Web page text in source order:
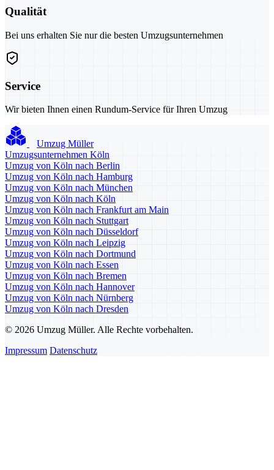
Qualität
Bei uns erhalten Sie nur die besten Umzugsunternehmen
Service
Wir bieten Ihnen einen Rundum-Service für Ihren Umzug
Umzug Müller
Umzugsunternehmen Köln
Umzug von Köln nach Berlin
Umzug von Köln nach Hamburg
Umzug von Köln nach München
Umzug von Köln nach Köln
Umzug von Köln nach Frankfurt am Main
Umzug von Köln nach Stuttgart
Umzug von Köln nach Düsseldorf
Umzug von Köln nach Leipzig
Umzug von Köln nach Dortmund
Umzug von Köln nach Essen
Umzug von Köln nach Bremen
Umzug von Köln nach Hannover
Umzug von Köln nach Nürnberg
Umzug von Köln nach Dresden
© 2026 Umzug Müller. Alle Rechte vorbehalten.
Impressum Datenschutz